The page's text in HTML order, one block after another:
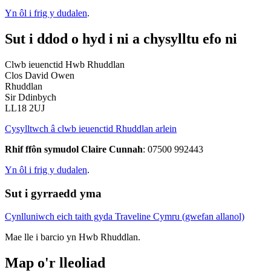
Yn ôl i frig y dudalen.
Sut i ddod o hyd i ni a chysylltu efo ni
Clwb ieuenctid Hwb Rhuddlan
Clos David Owen
Rhuddlan
Sir Ddinbych
LL18 2UJ
Cysylltwch â clwb ieuenctid Rhuddlan arlein
Rhif ffôn symudol Claire Cunnah: 07500 992443
Yn ôl i frig y dudalen.
Sut i gyrraedd yma
Cynlluniwch eich taith gyda Traveline Cymru (gwefan allanol)
Mae lle i barcio yn Hwb Rhuddlan.
Map o'r lleoliad